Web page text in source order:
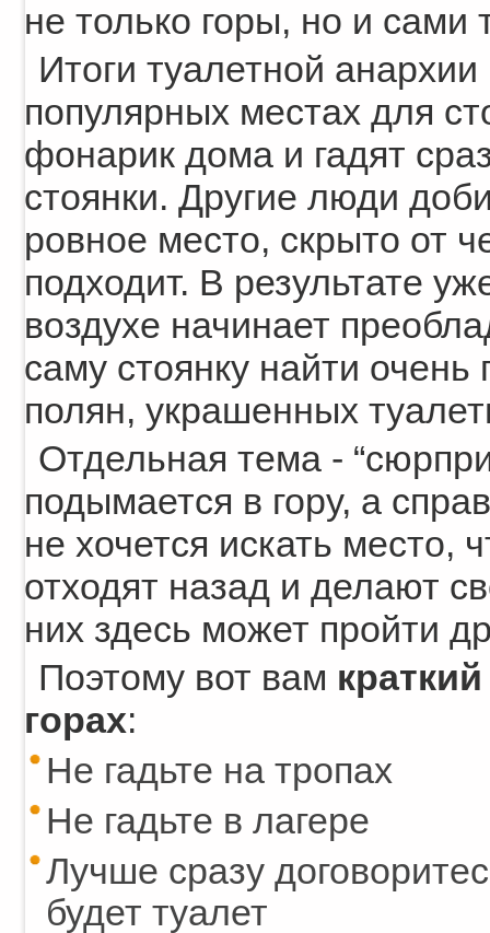
не только горы, но и сами
Итоги туалетной
популярных местах для
фонарик дома и гадят
стоянки. Другие люди
ровное место, скрыто от
подходит. В результате
воздухе начинает
саму стоянку найти
полян, украшенных
Отдельная тема -
подымается в гору, а
не хочется искать место,
отходят назад и делают
них здесь может пройти
Поэтому вот вам
горах:
Не гадьте на тропах
Не гадьте в лагере
Лучше сразу
будет туалет